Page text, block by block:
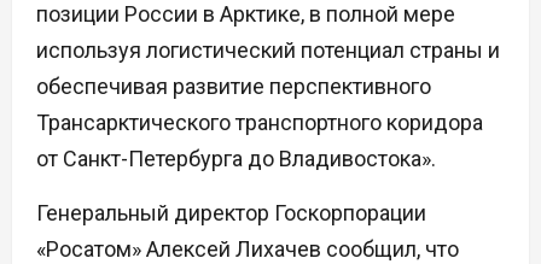
позиции России в Арктике, в полной мере
используя логистический потенциал страны и
обеспечивая развитие перспективного
Трансарктического транспортного коридора
от Санкт-Петербурга до Владивостока».
Генеральный директор Госкорпорации
«Росатом» Алексей Лихачев сообщил, что